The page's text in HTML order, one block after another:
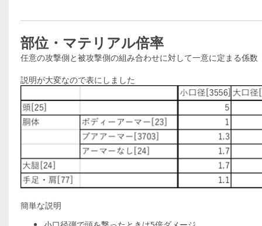
部位・マテリアル倍率
任意の攻撃側と被攻撃側の組み合わせに対して一意に定まる係数
説明が大変なので表にしました
簡単な説明